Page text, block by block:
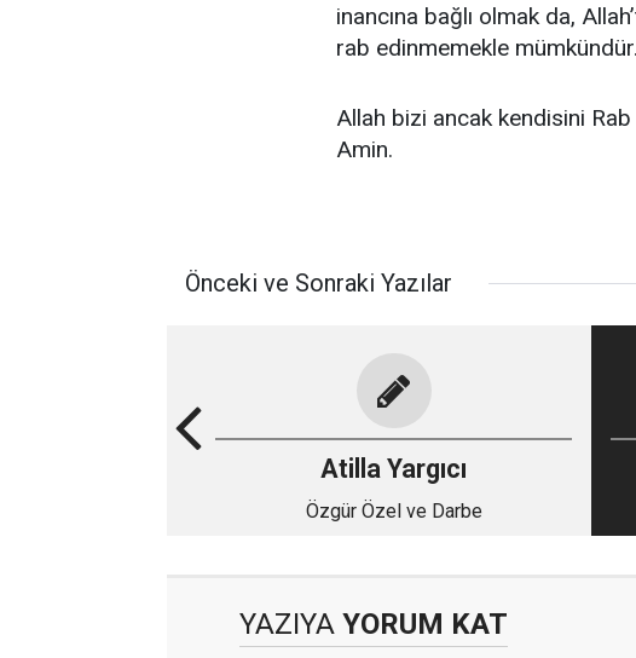
inancına bağlı olmak da,
rab edinmemekle mümkündür.
Allah bizi ancak kendisini Rab
Amin.
Önceki ve Sonraki Yazılar
Atilla Yargıcı
Özgür Özel ve Darbe
YAZIYA YORUM KAT